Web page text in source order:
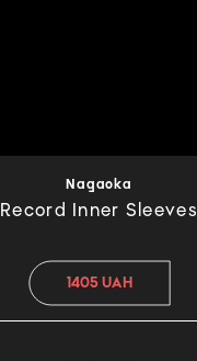
Nagaoka
Record Inner Sleeves
1405 UAH